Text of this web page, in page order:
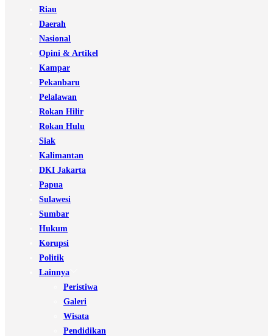
Riau
Daerah
Nasional
Opini & Artikel
Kampar
Pekanbaru
Pelalawan
Rokan Hilir
Rokan Hulu
Siak
Kalimantan
DKI Jakarta
Papua
Sulawesi
Sumbar
Hukum
Korupsi
Politik
Lainnya
Peristiwa
Galeri
Wisata
Pendidikan